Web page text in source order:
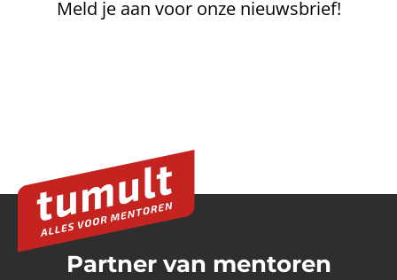
Meld je aan voor onze nieuwsbrief!
Partner van mentoren